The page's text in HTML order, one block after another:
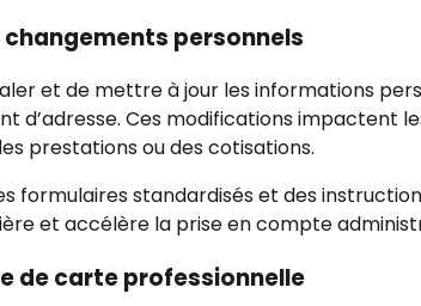
personnels
et de mettre à jour les informations
d’adresse. Ces modifications impactent
prestations ou des cotisations.
formulaires standardisés et des
et accélère la prise en compte
de carte professionnelle